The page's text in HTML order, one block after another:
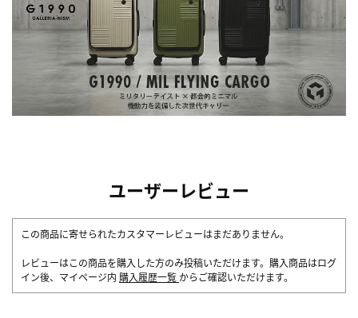
ユーザーレビュー
この商品に寄せられたカスタマーレビューはまだありません。
レビューはこの商品を購入した方のみ投稿いただけます。購入商品はログ
イン後、マイページ内 購入履歴一覧 からご確認いただけます。